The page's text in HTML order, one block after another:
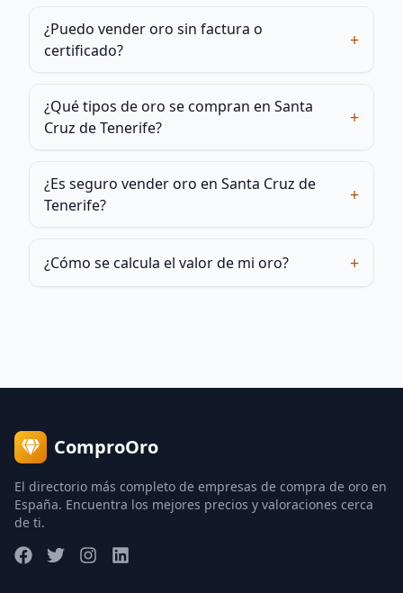
¿Puedo vender oro sin factura o
certificado?
+
¿Qué tipos de oro se compran en Santa
Cruz de Tenerife?
+
¿Es seguro vender oro en Santa Cruz de
Tenerife?
+
¿Cómo se calcula el valor de mi oro? +
ComproOro
El directorio más completo de empresas de compra de oro en
España. Encuentra los mejores precios y valoraciones cerca
de ti.